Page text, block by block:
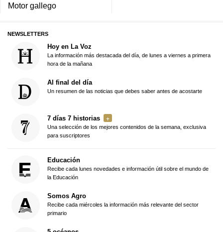
Motor gallego
NEWSLETTERS
Hoy en La Voz
La información más destacada del día, de lunes a viernes a primera
hora de la mañana
Al final del día
Un resumen de las noticias que debes saber antes de acostarte
7 días 7 historias
Una selección de los mejores contenidos de la semana, exclusiva
para suscriptores
Educación
Recibe cada lunes novedades e información útil sobre el mundo de
la Educación
Somos Agro
Recibe cada miércoles la información más relevante del sector
primario